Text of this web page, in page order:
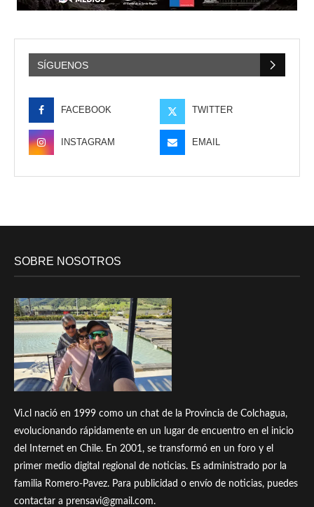
SÍGUENOS
FACEBOOK TWITTER
INSTAGRAM EMAIL
SOBRE NOSOTROS
Vi.cl nació en 1999 como un chat de la Provincia de Colchagua,
evolucionando rápidamente en un lugar de encuentro en el inicio
del Internet en Chile. En 2001, se transformó en un foro y el
primer medio digital regional de noticias. Es administrado por la
familia Romero-Pavez. Para publicidad o envío de noticias, puedes
contactar a prensavi@gmail.com.